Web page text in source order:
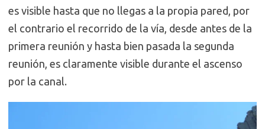
es visible hasta que no llegas a la propia pared, por
el contrario el recorrido de la vía, desde antes de la
primera reunión y hasta bien pasada la segunda
reunión, es claramente visible durante el ascenso
por la canal.